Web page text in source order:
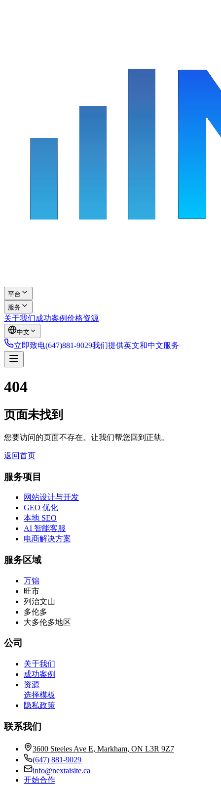
平台
服务
关于我们成功案例价格资源
中文
立即致电(647)881-9029我们提供英文和中文服务
404
页面未找到
您要访问的页面不存在。让我们帮您回到正轨。
返回首页
服务项目
网站设计与开发
GEO 优化
本地 SEO
AI 智能客服
电商解决方案
服务区域
万锦
旺市
列治文山
多伦多
大多伦多地区
公司
关于我们
成功案例
资源
选择模板
隐私政策
联系我们
3600 Steeles Ave E, Markham, ON L3R 9Z7
(647) 881-9029
info@nextaisite.ca
开始合作